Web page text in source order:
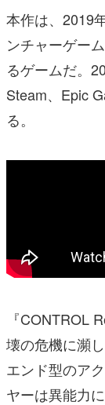
本作は、2019
ンチャーゲー
るゲームだ。
Steam、Epic
る。
『CONTROL
壊の危機に瀕
エンド型のア
ヤーは異能力